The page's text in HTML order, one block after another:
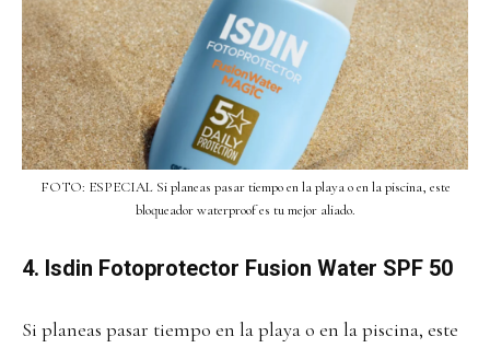
FOTO: ESPECIAL Si planeas pasar tiempo en la playa o en la piscina, este
bloqueador waterproof es tu mejor aliado.
4. Isdin Fotoprotector Fusion Water SPF 50
Si planeas pasar tiempo en la playa o en la piscina, este